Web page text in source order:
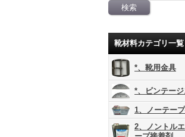
靴材料カテゴリ一覧
*、靴用金具
*、ビンテー
1、ノーテー
2、ノントル